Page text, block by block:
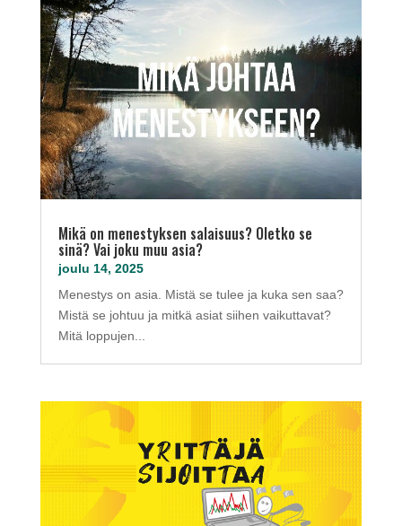
Mikä on menestyksen salaisuus? Oletko se
sinä? Vai joku muu asia?
joulu 14, 2025
Menestys on asia. Mistä se tulee ja kuka sen saa?
Mistä se johtuu ja mitkä asiat siihen vaikuttavat?
Mitä loppujen...